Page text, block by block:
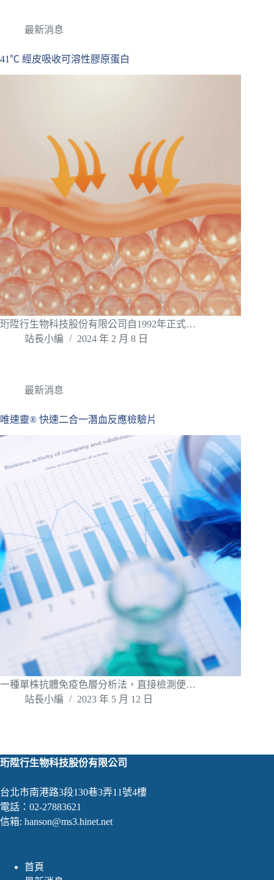
最新消息
41℃ 經皮吸收可溶性膠原蛋白
珩陞行生物科技股份有限公司自1992年正式…
站長小編
2024 年 2 月 8 日
最新消息
唯速靈® 快速二合一潛血反應檢驗片
一種單株抗體免疫色層分析法，直接檢測便…
站長小編
2023 年 5 月 12 日
珩陞行生物科技股份有限公司
台北市南港路3段130巷3弄11號4樓
電話：02-27883621
信箱: hanson@ms3.hinet.net
首頁